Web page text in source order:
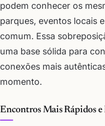
podem conhecer os
parques, eventos locais
comum. Essa
uma base sólida para
conexões mais
momento.
Encontros Mais Rápidos e